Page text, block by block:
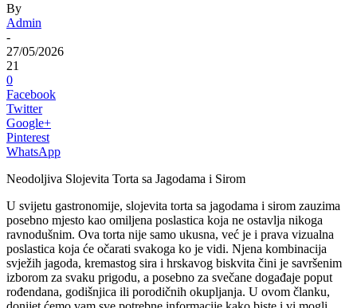
By
Admin
-
27/05/2026
21
0
Facebook
Twitter
Google+
Pinterest
WhatsApp
Neodoljiva Slojevita Torta sa Jagodama i Sirom
U svijetu gastronomije, slojevita torta sa jagodama i sirom zauzima
posebno mjesto kao omiljena poslastica koja ne ostavlja nikoga
ravnodušnim. Ova torta nije samo ukusna, već je i prava vizualna
poslastica koja će očarati svakoga ko je vidi. Njena kombinacija
svježih jagoda, kremastog sira i hrskavog biskvita čini je savršenim
izborom za svaku prigodu, a posebno za svečane događaje poput
rođendana, godišnjica ili porodičnih okupljanja. U ovom članku,